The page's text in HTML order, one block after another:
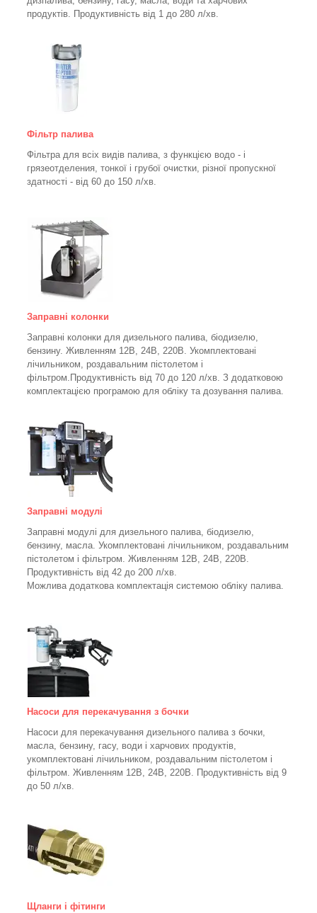
продуктів. Продуктивність від 1 до 280 л/хв.
Фільтр палива
Фільтра для всіх видів палива, з функцією водо - і
грязеотделения, тонкої і грубої очистки, різної пропускної
здатності - від 60 до 150 л/хв.
Заправні колонки
Заправні колонки для дизельного палива, біодизелю,
бензину. Живленням 12В, 24В, 220В. Укомплектовані
лічильником, роздавальним пістолетом і
фільтром. Продуктивність від 70 до 120 л/хв. З додатковою
комплектацією програмою для обліку та дозування палива.
Заправні модулі
Заправні модулі для дизельного палива, біодизелю,
бензину, масла. Укомплектовані лічильником, роздавальним
пістолетом і фільтром. Живленням 12В, 24В, 220В.
Продуктивність від 42 до 200 л/хв.
Можлива додаткова комплектація системою обліку палива.
Насоси для перекачування з бочки
Насоси для перекачування дизельного палива з бочки,
масла, бензину, гасу, води і харчових продуктів,
укомплектовані лічильником, роздавальним пістолетом і
фільтром. Живленням 12В, 24В, 220В. Продуктивність від 9
до 50 л/хв.
Щланги і фітинги